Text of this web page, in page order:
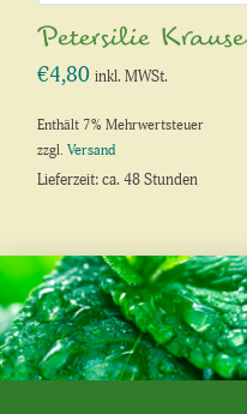
Petersilie Krause
€4,80 inkl. MWSt.
Enthält 7% Mehrwertsteuer
zzgl.Versand
Lieferzeit: ca. 48 Stunden